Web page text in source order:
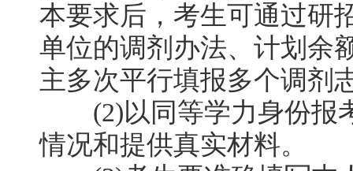
本要求后，考生可通过研
单位的调剂办法、计划余
主多次平行填报多个调剂
(2)以同等学力身份报
情况和提供真实材料。